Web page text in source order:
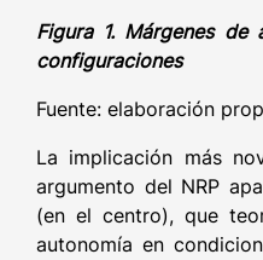
Figura 1. Márgenes de
configuraciones
Fuente: elaboración
La implicación más
argumento del NRP
(en el centro), que
autonomía en